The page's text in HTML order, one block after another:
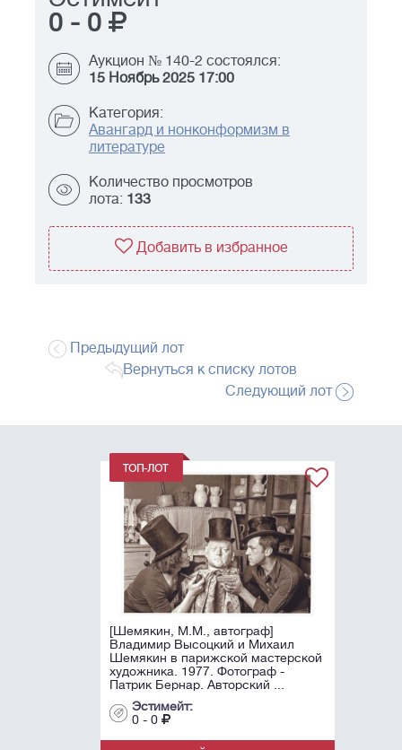
0 - 0
Аукцион № 140-2 состоялся:
15 Ноябрь 2025 17:00
Категория:
Авангард и нонконформизм в
литературе
Количество просмотров
лота: 133
Добавить в избранное
Предыдущий лот
Вернуться к списку лотов
Следующий лот
[Шемякин, М.М., автограф]
Владимир Высоцкий и Михаил
Шемякин в парижской мастерской
художника. 1977. Фотограф -
Патрик Бернар. Авторский ...
Эстимейт:
0 - 0